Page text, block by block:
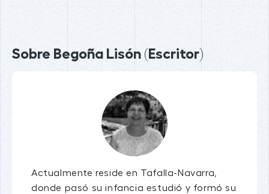
Sobre Begoña Lisón (Escritor)
Actualmente reside en Tafalla-Navarra,
donde pasó su infancia estudió y formó su